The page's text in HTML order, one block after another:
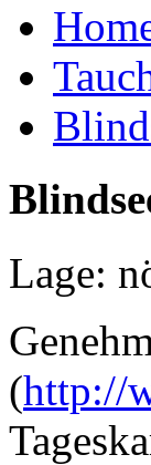
Lage:
(http://